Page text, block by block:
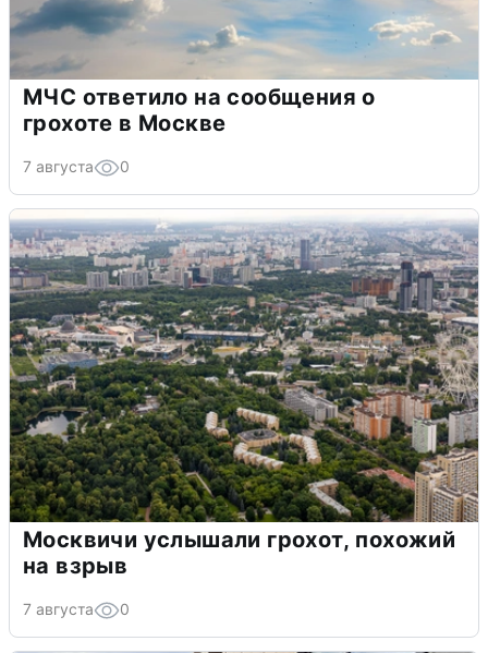
МЧС ответило на сообщения о
грохоте в Москве
7 августа 0
Москвичи услышали грохот, похожий
на взрыв
7 августа 0